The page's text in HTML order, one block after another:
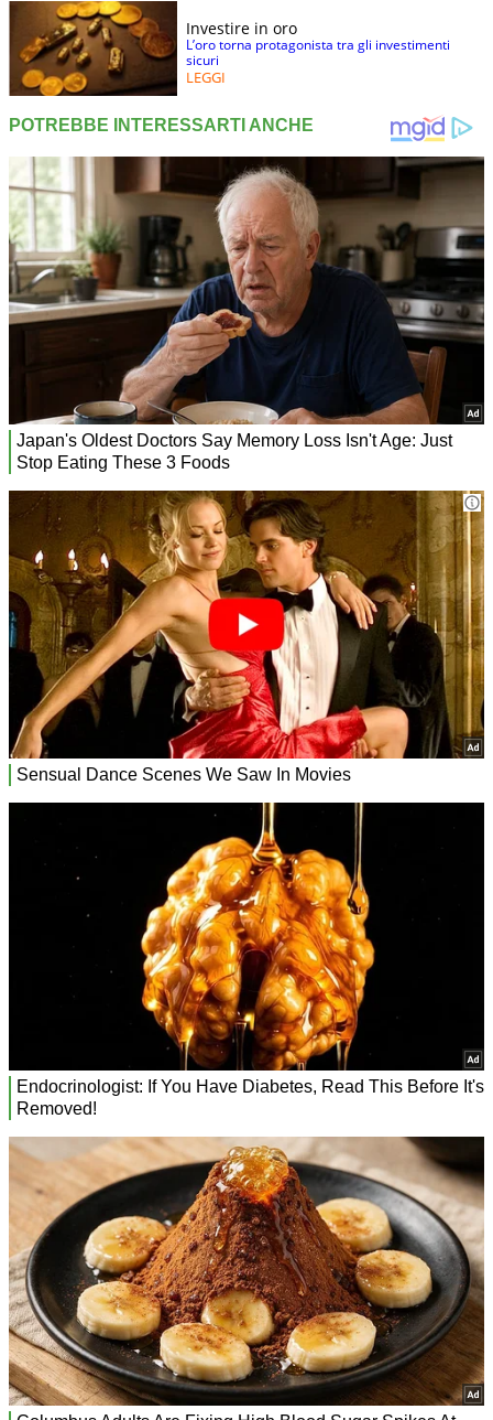
Investire in oro
L’oro torna protagonista tra gli investimenti
sicuri
LEGGI